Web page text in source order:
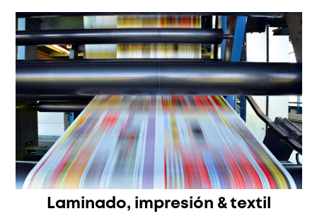
Laminado, impresión & textil